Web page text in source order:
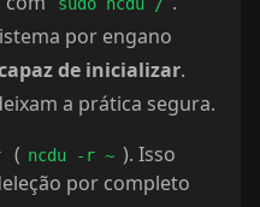
por engano
de inicializar.
a prática segura.
( ncdu -r ~ ). Isso
por completo